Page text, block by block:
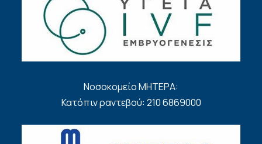
Νοσοκομείο ΜΗΤΕΡΑ:
Κατόπιν ραντεβού: 210 6869000